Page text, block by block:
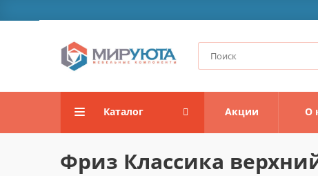
Каталог Акции О
Фриз Классика